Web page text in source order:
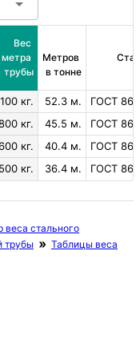
Вес
метра
трубы
Метров
в тонне
кг. 52.3 м.
ГОСТ
кг. 45.5 м.
ГОСТ
кг. 40.4 м.
ГОСТ
кг. 36.4 м. ГОСТ
веса стального
трубы
Таблицы веса